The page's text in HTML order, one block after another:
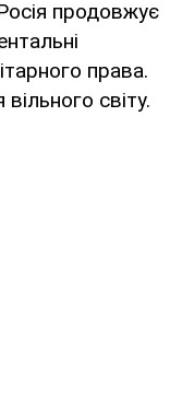
продовжує
права.
світу.